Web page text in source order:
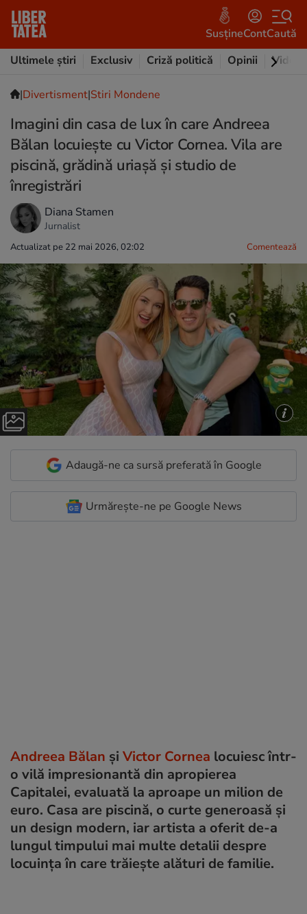
SusțineContCaută
Ultimele știri
Exclusiv Criză politică Opinii Video
|Divertisment|Stiri Mondene
Imagini din casa de lux în care Andreea
Bălan locuiește cu Victor Cornea. Vila are
piscină, grădină uriașă și studio de
înregistrări
Diana Stamen
Jurnalist
Actualizat pe 22 mai 2026, 02:02 Comentează
Adaugă-ne ca sursă preferată în Google
Urmărește-ne pe Google News
Andreea Bălan și Victor Cornea locuiesc într-
o vilă impresionantă din apropierea
Capitalei, evaluată la aproape un milion de
euro. Casa are piscină, o curte generoasă și
un design modern, iar artista a oferit de-a
lungul timpului mai multe detalii despre
locuința în care trăiește alături de familie.